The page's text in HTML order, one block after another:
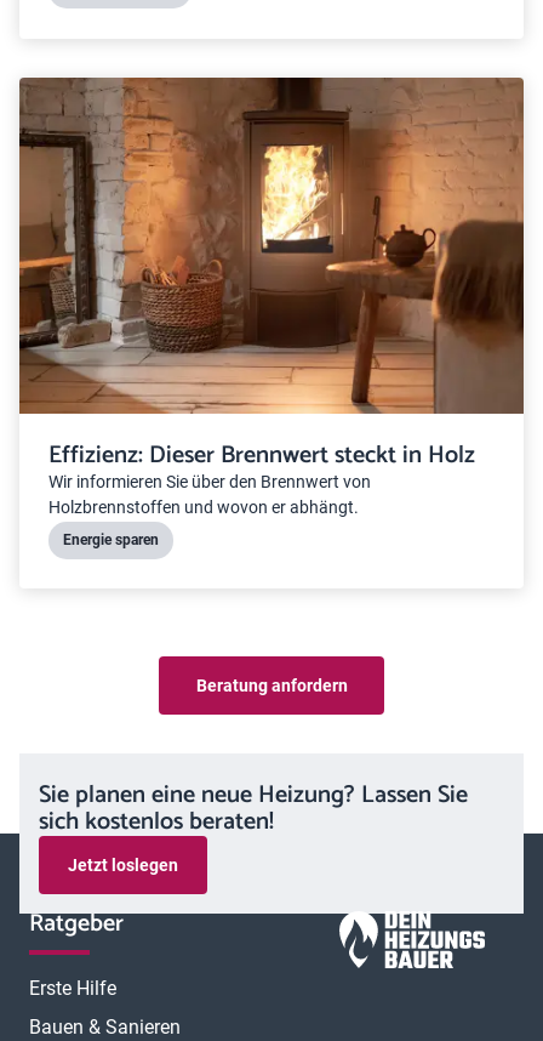
Effizienz: Dieser Brennwert steckt in Holz
Wir informieren Sie über den Brennwert von
Holzbrennstoffen und wovon er abhängt.
Energie sparen
Beratung anfordern
Sie planen eine neue Heizung? Lassen Sie
sich kostenlos beraten!
Jetzt loslegen
Ratgeber
Erste Hilfe
Bauen & Sanieren